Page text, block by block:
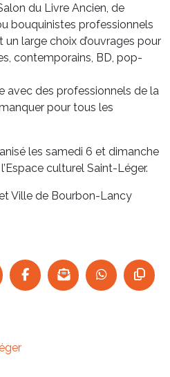
du Livre Ancien, de
bouquinistes professionnels
large choix d’ouvrages pour
contemporains, BD, pop-
avec des professionnels de la
pour tous les
les samedi 6 et dimanche
culturel Saint-Léger.
Ville de Bourbon-Lancy